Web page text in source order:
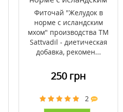
мхом" ТМ Sattvadil 20
фильтр-пакетов по 3 г
Фиточай "Желудок в
норме с исландским
мхом" производства ТМ
Sattvadil - диетическая
добавка, рекомен...
250 грн
2